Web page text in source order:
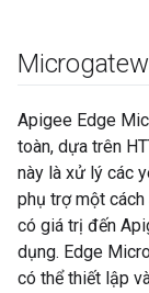
Apigee Edge
toàn, dựa trên
này là xử lý các
phụ trợ một
có giá trị đến
dụng. Edge
có thể thiết lập